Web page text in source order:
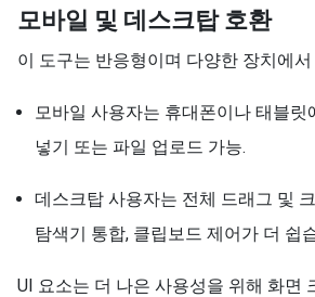
모바일 및 데스크탑 호환
이 도구는 반응형이며 다양한 장치에
모바일 사용자는 휴대폰이나 태블릿
넣기 또는 파일 업로드 가능.
데스크탑 사용자는 전체 드래그 및
탐색기 통합, 클립보드 제어가 더 쉽
UI 요소는 더 나은 사용성을 위해 화면